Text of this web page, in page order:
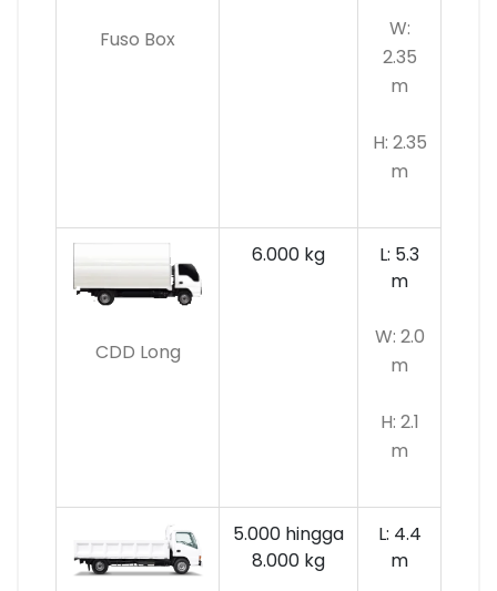
Fuso Box
W:
2.35
m
H: 2.35
m
CDD Long
6.000 kg
L: 5.3
m
W: 2.0
m
H: 2.1
m
5.000 hingga
8.000 kg
L: 4.4
m